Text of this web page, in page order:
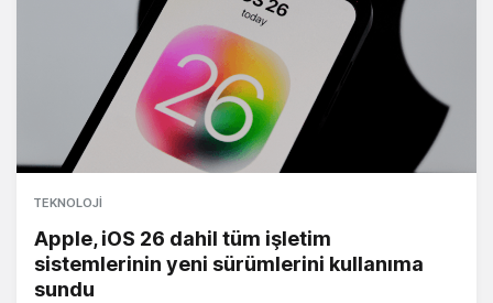
TEKNOLOJI
Apple, iOS 26 dahil tüm işletim
sistemlerinin yeni sürümlerini kullanıma
sundu